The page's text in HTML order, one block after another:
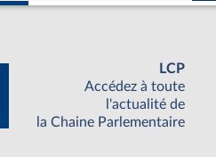
LCP
Accédez à toute
l'actualité de
la Chaine Parlementaire